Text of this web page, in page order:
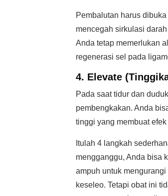
Pembalutan harus
mencegah sirkulasi
Anda tetap memerlukan
regenerasi sel pada
4. Elevate
Pada saat tidur dan
pembengkakan. Anda
tinggi yang membuat
Itulah 4 langkah
mengganggu, Anda bisa
ampuh untuk
keseleo. Tetapi obat ini